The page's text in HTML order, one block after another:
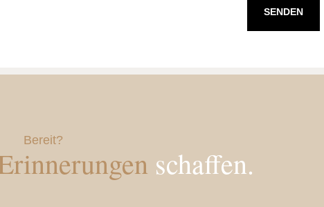
SENDEN
Bereit?
schaffen.